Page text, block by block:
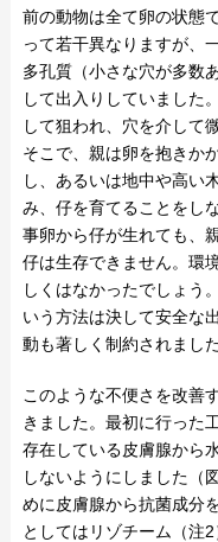
前の動物は全て卵の状態
って若干異なりますが、
多孔質（小さな穴が多数
して出入りしていました
して狙われ、穴を介して
そこで、親は卵を抱きか
し、あるいは地中や高い
み、仔を育てることをし
事卵から仔が生れても、
仔は生存できません。環
しくはなかったでしょう
いう方法は決して安全な
動も著しく制約されました
このような不便さを改善
きました。最初に行った
存在している皮膚腺から
しないようにしました（
めに皮膚腺から抗菌成分
としてはリゾチーム（注